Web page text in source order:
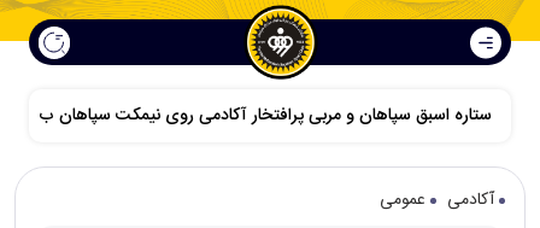
ستاره اسبق سپاهان و مربی پرافتخار آکادمی روی نیمکت سپاهان ب
آکادمی
عمومی